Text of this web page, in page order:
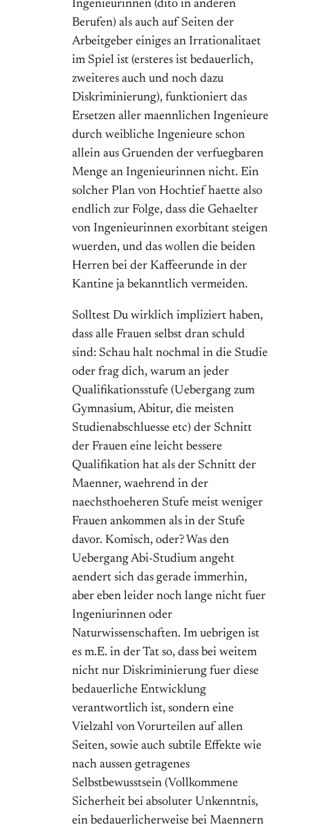
Ingenieurinnen (dito in anderen
Berufen) als auch auf Seiten der
Arbeitgeber einiges an Irrationalitaet
im Spiel ist (ersteres ist bedauerlich,
zweiteres auch und noch dazu
Diskriminierung), funktioniert das
Ersetzen aller maennlichen Ingenieure
durch weibliche Ingenieure schon
allein aus Gruenden der verfuegbaren
Menge an Ingenieurinnen nicht. Ein
solcher Plan von Hochtief haette also
endlich zur Folge, dass die Gehaelter
von Ingenieurinnen exorbitant steigen
wuerden, und das wollen die beiden
Herren bei der Kaffeerunde in der
Kantine ja bekanntlich vermeiden.
Solltest Du wirklich impliziert haben,
dass alle Frauen selbst dran schuld
sind: Schau halt nochmal in die Studie
oder frag dich, warum an jeder
Qualifikationsstufe (Uebergang zum
Gymnasium, Abitur, die meisten
Studienabschluesse etc) der Schnitt
der Frauen eine leicht bessere
Qualifikation hat als der Schnitt der
Maenner, waehrend in der
naechsthoeheren Stufe meist weniger
Frauen ankommen als in der Stufe
davor. Komisch, oder? Was den
Uebergang Abi-Studium angeht
aendert sich das gerade immerhin,
aber eben leider noch lange nicht fuer
Ingeniurinnen oder
Naturwissenschaften. Im uebrigen ist
es m.E. in der Tat so, dass bei weitem
nicht nur Diskriminierung fuer diese
bedauerliche Entwicklung
verantwortlich ist, sondern eine
Vielzahl von Vorurteilen auf allen
Seiten, sowie auch subtile Effekte wie
nach aussen getragenes
Selbstbewusstsein (Vollkommene
Sicherheit bei absoluter Unkenntnis,
ein bedauerlicherweise bei Maennern